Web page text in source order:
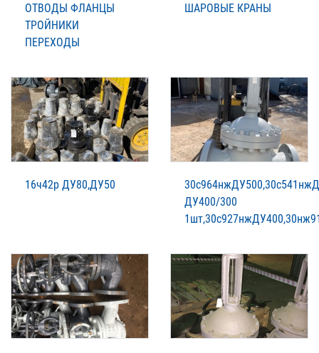
ОТВОДЫ ФЛАНЦЫ
ТРОЙНИКИ
ПЕРЕХОДЫ
ШАРОВЫЕ КРАНЫ
16ч42р ДУ80,ДУ50
ДУ400/300